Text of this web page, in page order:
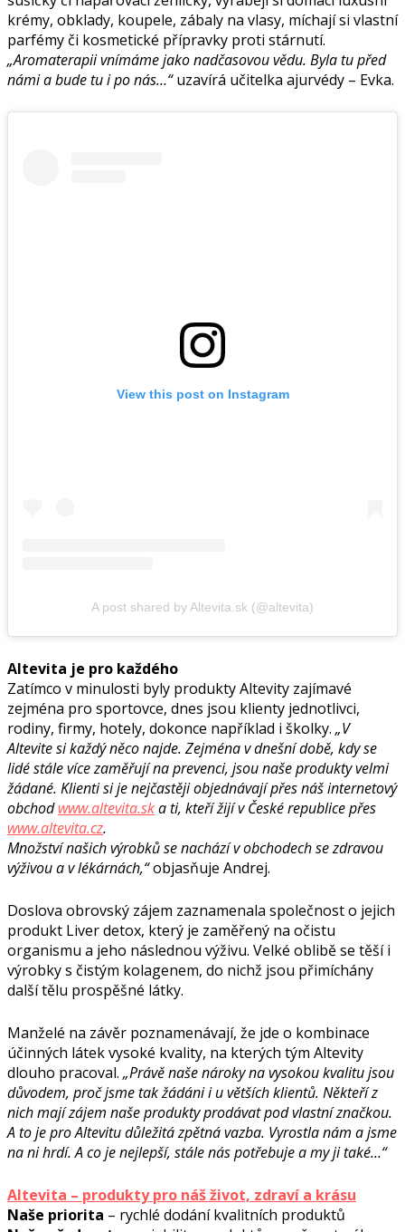
krémy, obklady, koupele, zábaly na vlasy, míchají si vlastní
parfémy či kosmetické přípravky proti stárnutí.
„Aromaterapii vnímáme jako nadčasovou vědu. Byla tu před
námi a bude tu i po nás…“uzavírá učitelka ajurvédy – Evka.
View this post on Instagram
A post shared by Altevita.sk (@altevita)
Altevita je pro každého
Zatímco v minulosti byly produkty Altevity zajímavé
zejména pro sportovce, dnes jsou klienty jednotlivci,
rodiny, firmy, hotely, dokonce například i školky. „V
Altevite si každý něco najde. Zejména v dnešní době, kdy se
lidé stále více zaměřují na prevenci, jsou naše produkty velmi
žádané. Klienti si je nejčastěji objednávají přes náš internetový
obchodwww.altevita.ska ti, kteří žijí v České republice přes
www.altevita.cz.
Množství našich výrobků se nachází v obchodech se zdravou
výživou a v lékárnách,“objasňuje Andrej.
Doslova obrovský zájem zaznamenala společnost o jejich
produkt Liver detox, který je zaměřený na očistu
organismu a jeho následnou výživu. Velké oblibě se těší i
výrobky s čistým kolagenem, do nichž jsou přimíchány
další tělu prospěšné látky.
Manželé na závěr poznamenávají, že jde o kombinace
účinných látek vysoké kvality, na kterých tým Altevity
dlouho pracoval. „Právě naše nároky na vysokou kvalitu jsou
důvodem, proč jsme tak žádáni i u větších klientů. Někteří z
nich mají zájem naše produkty prodávat pod vlastní značkou.
A to je pro Altevitu důležitá zpětná vazba. Vyrostla nám a jsme
na ni hrdí. A co je nejlepší, stále nás potřebuje a my ji také…“
Altevita – produkty pro náš život, zdraví a krásu
Naše priorita – rychlé dodání kvalitních produktů